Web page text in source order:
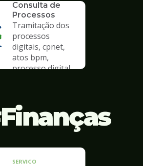
Consulta de
Processos
Tramitação dos
processos
digitais, cpnet,
atos bpm,
processo digital
Finanças
SERVICO